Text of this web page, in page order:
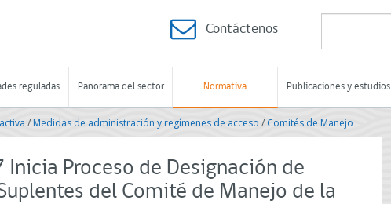
Contáctenos
reguladas Panorama del sector Normativa Publicaciones y estudios
/Medidas de administración y regímenes de acceso / Comités de Manejo
Inicia Proceso de Designación de
del Comité de Manejo de la